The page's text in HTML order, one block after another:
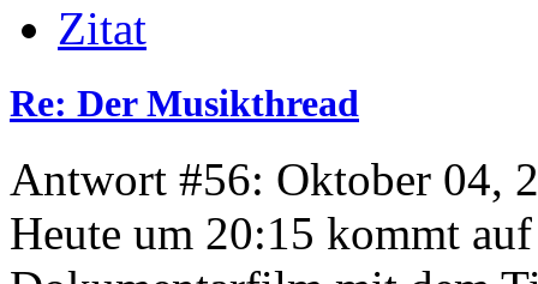
Zitat
Re: Der Musikthread
Antwort #56: Oktober 04,
Heute um 20:15 kommt